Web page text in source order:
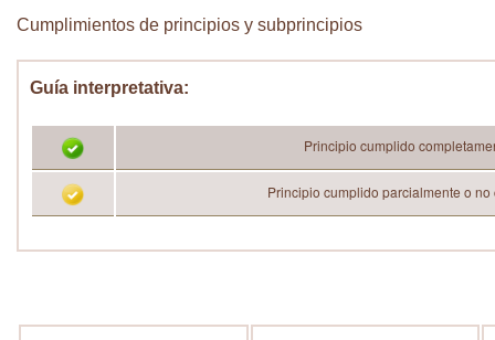
Cumplimientos de principios y subprincipios
Guía interpretativa:
Principio cumplido
Principio cumplido parcialmente o no